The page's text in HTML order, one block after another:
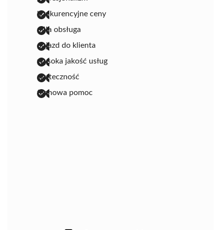
konkurencyjne ceny
miła obsługa
dojazd do klienta
wysoka jakość usług
skuteczność
fachowa pomoc